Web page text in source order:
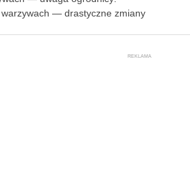
— drastyczne zmiany
REKLAMA